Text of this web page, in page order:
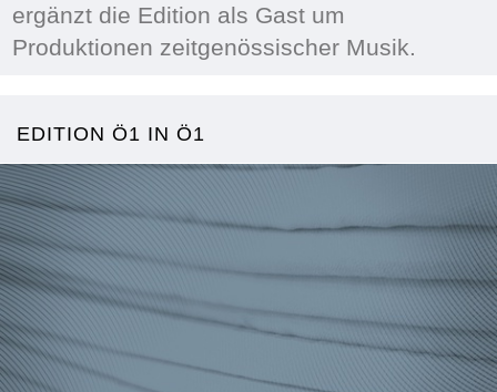
ergänzt die Edition als Gast um
Produktionen zeitgenössischer Musik.
EDITION Ö1 IN Ö1